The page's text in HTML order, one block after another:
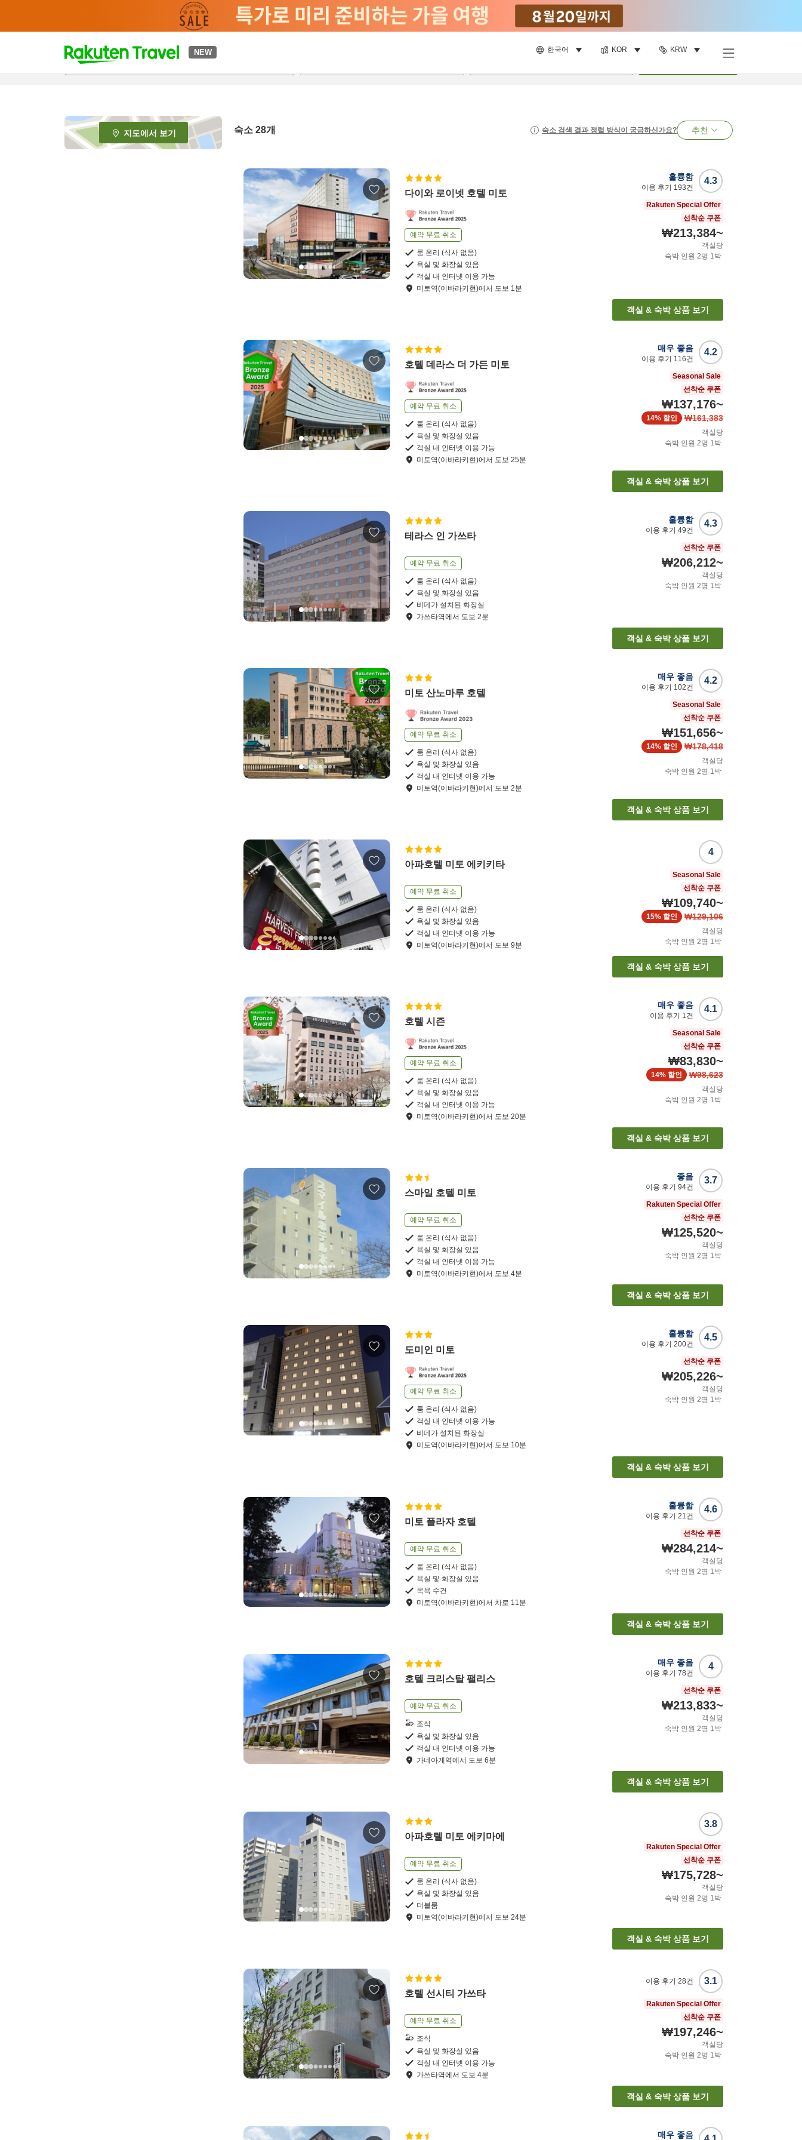
NEW 한국어 KOR KRW
t
p
e
_
s
지도에서 보기 숙소 28개 숙소 검색 결과 정렬 방식이 궁금하신가요? 추천
다이와 로이넷 호텔 미토
예약 무료 취소
룸 온리 (식사 없음)
욕실 및 화장실 있음
객실 내 인터넷 이용 가능
미토역(이바라키현)에서 도보 1분
4.3
훌륭함
이용 후기 193건
Rakuten Special Offer
선착순 쿠폰
₩213,384~
객실당
숙박 인원 2명 1박
객실 & 숙박 상품 보기
호텔 데라스 더 가든 미토
예약 무료 취소
룸 온리 (식사 없음)
욕실 및 화장실 있음
객실 내 인터넷 이용 가능
미토역(이바라키현)에서 도보 25분
4.2
매우 좋음
이용 후기 116건
Seasonal Sale
선착순 쿠폰
₩137,176~
₩161,383
14% 할인
객실당
숙박 인원 2명 1박
객실 & 숙박 상품 보기
테라스 인 가쓰타
예약 무료 취소
룸 온리 (식사 없음)
욕실 및 화장실 있음
비데가 설치된 화장실
가쓰타역에서 도보 2분
4.3
훌륭함
이용 후기 49건
선착순 쿠폰
₩206,212~
객실당
숙박 인원 2명 1박
객실 & 숙박 상품 보기
미토 산노마루 호텔
예약 무료 취소
룸 온리 (식사 없음)
욕실 및 화장실 있음
객실 내 인터넷 이용 가능
미토역(이바라키현)에서 도보 2분
4.2
매우 좋음
이용 후기 102건
Seasonal Sale
선착순 쿠폰
₩151,656~
₩178,418
14% 할인
객실당
숙박 인원 2명 1박
객실 & 숙박 상품 보기
아파호텔 미토 에키키타
예약 무료 취소
룸 온리 (식사 없음)
욕실 및 화장실 있음
객실 내 인터넷 이용 가능
미토역(이바라키현)에서 도보 9분
4
Seasonal Sale
선착순 쿠폰
₩109,740~
₩129,106
15% 할인
객실당
숙박 인원 2명 1박
객실 & 숙박 상품 보기
호텔 시즌
예약 무료 취소
룸 온리 (식사 없음)
욕실 및 화장실 있음
객실 내 인터넷 이용 가능
미토역(이바라키현)에서 도보 20분
4.1
매우 좋음
이용 후기 1건
Seasonal Sale
선착순 쿠폰
₩83,830~
₩98,623
14% 할인
객실당
숙박 인원 2명 1박
객실 & 숙박 상품 보기
스마일 호텔 미토
예약 무료 취소
룸 온리 (식사 없음)
욕실 및 화장실 있음
객실 내 인터넷 이용 가능
미토역(이바라키현)에서 도보 4분
3.7
좋음
이용 후기 94건
Rakuten Special Offer
선착순 쿠폰
₩125,520~
객실당
숙박 인원 2명 1박
객실 & 숙박 상품 보기
도미인 미토
예약 무료 취소
룸 온리 (식사 없음)
객실 내 인터넷 이용 가능
비데가 설치된 화장실
미토역(이바라키현)에서 도보 10분
4.5
훌륭함
이용 후기 200건
선착순 쿠폰
₩205,226~
객실당
숙박 인원 2명 1박
객실 & 숙박 상품 보기
미토 플라자 호텔
예약 무료 취소
룸 온리 (식사 없음)
욕실 및 화장실 있음
목욕 수건
미토역(이바라키현)에서 차로 11 분
4.6
훌륭함
이용 후기 21 건
선착순 쿠폰
₩284,214~
객실당
숙박 인원 2명 1 박
객실 & 숙박 상품 보기
호텔 크리스탈 팰리스
예약 무료 취소
조식
욕실 및 화장실 있음
객실 내 인터넷 이용 가능
가네아게역에서 도보 6분
4
매우 좋음
이용 후기 78건
선착순 쿠폰
₩213,833~
객실당
숙박 인원 2명 1 박
객실 & 숙박 상품 보기
아파호텔 미토 에키마에
예약 무료 취소
룸 온리 (식사 없음)
욕실 및 화장실 있음
더블룸
미토역(이바라키현)에서 도보 24분
3.8
Rakuten Special Offer
선착순 쿠폰
₩175,728~
객실당
숙박 인원 2명 1 박
객실 & 숙박 상품 보기
호텔 선시티 가쓰타
예약 무료 취소
조식
욕실 및 화장실 있음
객실 내 인터넷 이용 가능
가쓰타역에서 도보 4분
3.1
이용 후기 28건
Rakuten Special Offer
선착순 쿠폰
₩197,246~
객실당
숙박 인원 2명 1 박
객실 & 숙박 상품 보기
매우 좋음